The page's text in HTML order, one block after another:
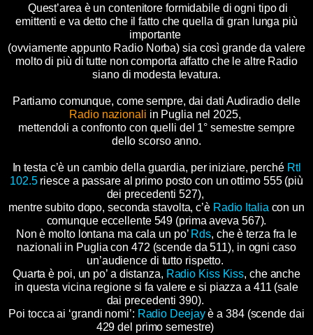
Quest’area è un contenitore formidabile di ogni tipo di
emittenti e va detto che il fatto che quella di gran lunga più
importante
(ovviamente appunto Radio Norba) sia così grande da valere
molto di più di tutte non comporta affatto che le altre Radio
siano di modesta levatura.
Partiamo comunque, come sempre, dai dati Audiradio delle
Radio nazionali in Puglia nel 2025,
mettendoli a confronto con quelli del 1° semestre sempre
dello scorso anno.
In testa c’è un cambio della guardia, per iniziare, perché Rtl
102.5riesce a passare al primo posto con un ottimo 555 (più
dei precedenti 527),
mentre subito dopo, seconda stavolta, c’è Radio Italia con un
comunque eccellente 549 (prima aveva 567).
Non è molto lontana ma cala un po’ Rds, che è terza fra le
nazionali in Puglia con 472 (scende da 511), in ogni caso
un’audience di tutto rispetto.
Quarta è poi, un po’ a distanza, Radio Kiss Kiss, che anche
in questa vicina regione si fa valere e si piazza a 411 (sale
dai precedenti 390).
Poi tocca ai ‘grandi nomi’: Radio Deejayè a 384 (scende dai
429 del primo semestre)